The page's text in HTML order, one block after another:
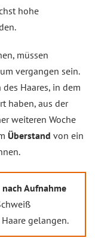
hohe
müssen
vergangen sein.
des Haares, in dem
haben, aus der
weiteren Woche
Überstand von ein
nach Aufnahme
gelangen.